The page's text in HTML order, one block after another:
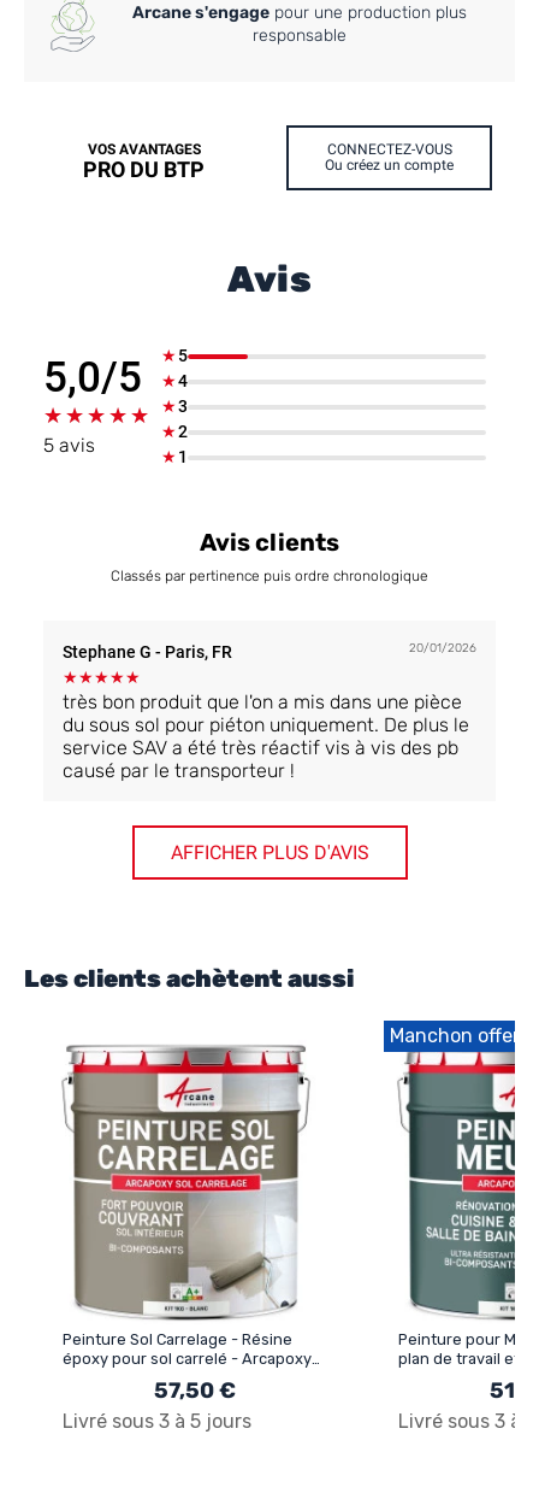
Arcane s'engage pour une production plus
responsable
VOS AVANTAGES
PRO DU BTP
CONNECTEZ-VOUS
Ou créez un compte
Avis
5,0/5
★★★★★
★★★★★
5 avis
★5
★4
★3
★2
★1
Avis clients
Classés par pertinence puis ordre chronologique
Stephane G - Paris, FR 20/01/2026
★★★★★
très bon produit que l'on a mis dans une pièce
du sous sol pour piéton uniquement. De plus le
service SAV a été très réactif vis à vis des pb
causé par le transporteur !
AFFICHER PLUS D'AVIS
Les clients achètent aussi
Peinture Sol Carrelage - Résine
époxy pour sol carrelé - Arcapoxy
Sol Carrelage57,50 €
Livré sous 3 à 5 jours
Manchon offert
Peinture pour
plan de travail et
ARCAPOXY
Livré sous 3 à